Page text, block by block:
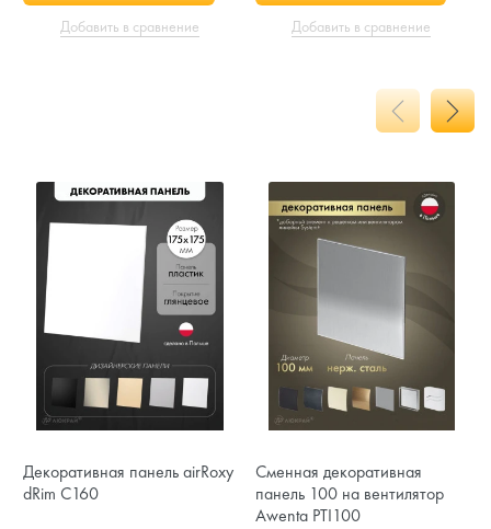
Добавить в сравнение Добавить в сравнение
Декоративная панель airRoxy
dRim C160
Сменная декоративная
панель 100 на вентилятор
Awenta PTI100